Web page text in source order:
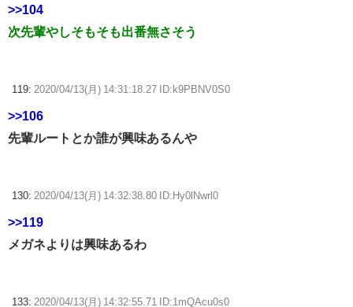
>>104
次先輩やしそもそも出番無さそう
119: 2020/04/13(月) 14:31:18.27 ID:k9PBNV0S0
>>106
先輩ルートとか誰が興味あるんや
130: 2020/04/13(月) 14:32:38.80 ID:Hy0lNwrl0
>>119
メガネよりは興味あるわ
133: 2020/04/13(月) 14:32:55.71 ID:1mQAcu0s0